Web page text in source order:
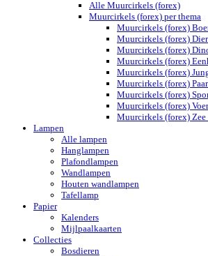
Alle Muurcirkels (forex)
Muurcirkels (forex) per thema
Muurcirkels (forex)
Muurcirkels (forex)
Muurcirkels (forex)
Muurcirkels (forex)
Muurcirkels (forex)
Muurcirkels (forex)
Muurcirkels (forex)
Muurcirkels (forex)
Muurcirkels (forex) Zee
Lampen
Alle lampen
Hanglampen
Plafondlampen
Wandlampen
Houten wandlampen
Tafellamp
Papier
Kalenders
Mijlpaalkaarten
Collecties
Bosdieren